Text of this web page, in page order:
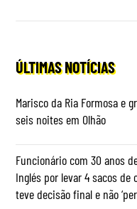
ÚLTIMAS NOTÍCIAS
Marisco da Ria Formosa e
seis noites em Olhão
Funcionário com 30 anos
Inglés por levar 4 sacos
teve decisão final e não